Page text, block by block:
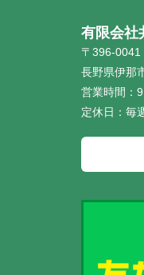
有限会社
〒396-0041
長野県伊那
営業時間：
定休日： 毎